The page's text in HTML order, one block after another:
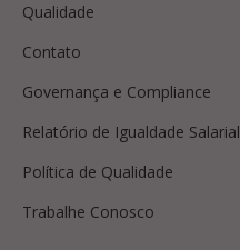
Qualidade
Contato
Governança e Compliance
Relatório de Igualdade Salarial
Política de Qualidade
Trabalhe Conosco